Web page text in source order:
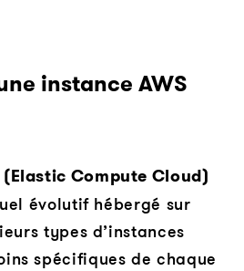
instance AWS
(Elastic Compute Cloud)
évolutif hébergé sur
types d’instances
spécifiques de chaque